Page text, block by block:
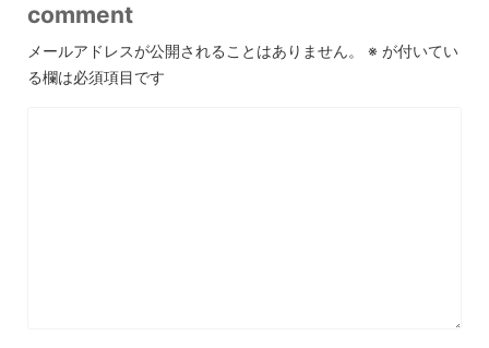
comment
メールアドレスが公開されることはありません。 ※ が付いてい
る欄は必須項目です